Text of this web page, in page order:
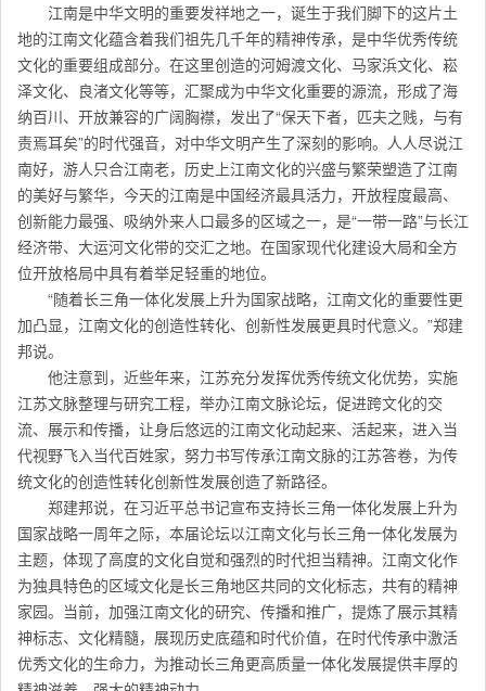
江南是中华文明的重要发祥地之一，诞生于我们脚下的这片土
地的江南文化蕴含着我们祖先几千年的精神传承，是中华优秀传统
文化的重要组成部分。在这里创造的河姆渡文化、马家浜文化、崧
泽文化、良渚文化等等，汇聚成为中华文化重要的源流，形成了海
纳百川、开放兼容的广阔胸襟，发出了“保天下者，匹夫之贱，与有
责焉耳矣”的时代强音，对中华文明产生了深刻的影响。人人尽说江
南好，游人只合江南老，历史上江南文化的兴盛与繁荣塑造了江南
的美好与繁华，今天的江南是中国经济最具活力，开放程度最高、
创新能力最强、吸纳外来人口最多的区域之一，是“一带一路”与长江
经济带、大运河文化带的交汇之地。在国家现代化建设大局和全方
位开放格局中具有着举足轻重的地位。
“随着长三角一体化发展上升为国家战略，江南文化的重要性更
加凸显，江南文化的创造性转化、创新性发展更具时代意义。”郑建
邦说。
他注意到，近些年来，江苏充分发挥优秀传统文化优势，实施
江苏文脉整理与研究工程，举办江南文脉论坛，促进跨文化的交
流、展示和传播，让身后悠远的江南文化动起来、活起来，进入当
代视野飞入当代百姓家，努力书写传承江南文脉的江苏答卷，为传
统文化的创造性转化创新性发展创造了新路径。
郑建邦说，在习近平总书记宣布支持长三角一体化发展上升为
国家战略一周年之际，本届论坛以江南文化与长三角一体化发展为
主题，体现了高度的文化自觉和强烈的时代担当精神。江南文化作
为独具特色的区域文化是长三角地区共同的文化标志，共有的精神
家园。当前，加强江南文化的研究、传播和推广，提炼了展示其精
神标志、文化精髓，展现历史底蕴和时代价值，在时代传承中激活
优秀文化的生命力，为推动长三角更高质量一体化发展提供丰厚的